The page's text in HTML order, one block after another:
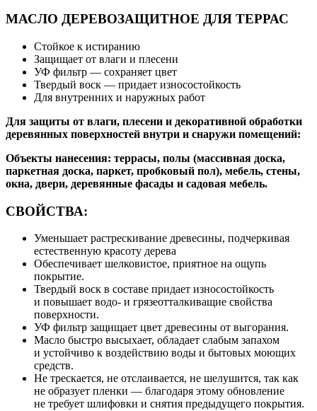
МАСЛО ДЕРЕВОЗАЩИТНОЕ ДЛЯ ТЕРРАС
Стойкое к истиранию
Защищает от влаги и плесени
УФ фильтр — сохраняет цвет
Твердый воск — придает износостойкость
Для внутренних и наружных работ
Для защиты от влаги, плесени и декоративной обработки
деревянных поверхностей внутри и снаружи помещений:
Объекты нанесения: террасы, полы (массивная доска,
паркетная доска, паркет, пробковый пол), мебель, стены,
окна, двери, деревянные фасады и садовая мебель.
СВОЙСТВА:
Уменьшает растрескивание древесины, подчеркивая
естественную красоту дерева
Обеспечивает шелковистое, приятное на ощупь
покрытие.
Твердый воск в составе придает износостойкость
и повышает водо- и грязеотталкиващие свойства
поверхности.
УФ фильтр защищает цвет древесины от выгорания.
Масло быстро высыхает, обладает слабым запахом
и устойчиво к воздействию воды и бытовых моющих
средств.
Не трескается, не отслаивается, не шелушится, так как
не образует пленки — благодаря этому обновление
не требует шлифовки и снятия предыдущего покрытия.